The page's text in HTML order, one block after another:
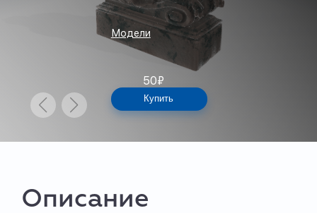
Модели
50₽
Купить
Описание